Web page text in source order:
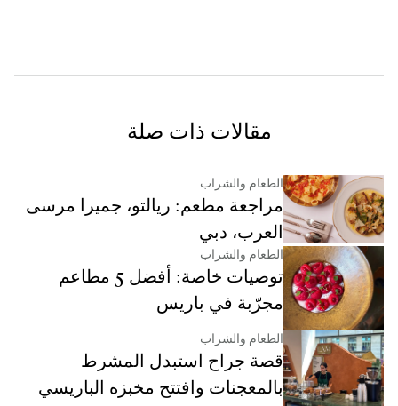
مقالات ذات صلة
الطعام والشراب
مراجعة مطعم: ريالتو، جميرا مرسى
العرب، دبي
الطعام والشراب
توصيات خاصة: أفضل 5 مطاعم
مجرّبة في باريس
الطعام والشراب
قصة جراح استبدل المشرط
بالمعجنات وافتتح مخبزه الباريسي